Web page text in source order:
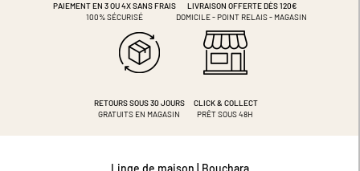
PAIEMENT EN 3 OU 4XSANS FRAIS
100% SÉCURISÉ
LIVRAISON OFFERTE DÈS 120€
DOMICILE - POINT RELAIS - MAGASIN
RETOURS SOUS 30 JOURS
GRATUITS EN MAGASIN
CLICK & COLLECT
PRÊT SOUS 48H